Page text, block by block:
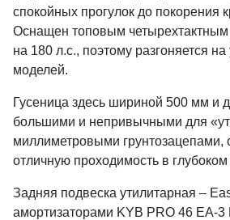
спокойных прогулок до покорения
Оснащен топовым четырехтактным
на 180 л.с., поэтому разгоняется
моделей.
Гусеница здесь шириной 500 мм и
большими и непривычными для
миллиметровыми
отличную проходимость в глубоком
Задняя подвеска утилитарная –
амортизаторами KYB PRO 46 EA-3